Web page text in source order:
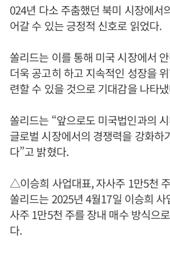
024년 다소 주춤했던 북미 시장에서
어갈 수 있는 긍정적 신호로 읽었다.
쏠리드는 이를 통해 미국 시장에서
더욱 공고히 하고 지속적인 성장을
련할 수 있을 것으로 기대감을 나타
쏠리드는 “앞으로도 미국법인과의
글로벌 시장에서의 경쟁력을 강화하
다”고 밝혔다.
△이승희 사업대표, 자사주 1만5천
쏠리드는 2025년 4월17일 이승희
사주 1만5천 주를 장내 매수 방식으
다.